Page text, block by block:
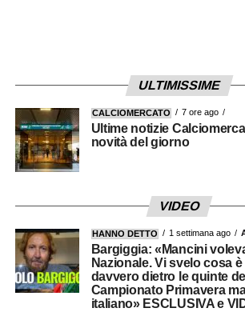
ULTIMISSIME
CALCIOMERCATO 7 ore ago
Ultime notizie
novità del giorno
VIDEO
HANNO DETTO 1 settimana ago
Bargiggia: «Mancini
Nazionale. Vi svelo cosa
davvero dietro le quinte
Campionato Primavera
italiano» ESCLUSIVA e